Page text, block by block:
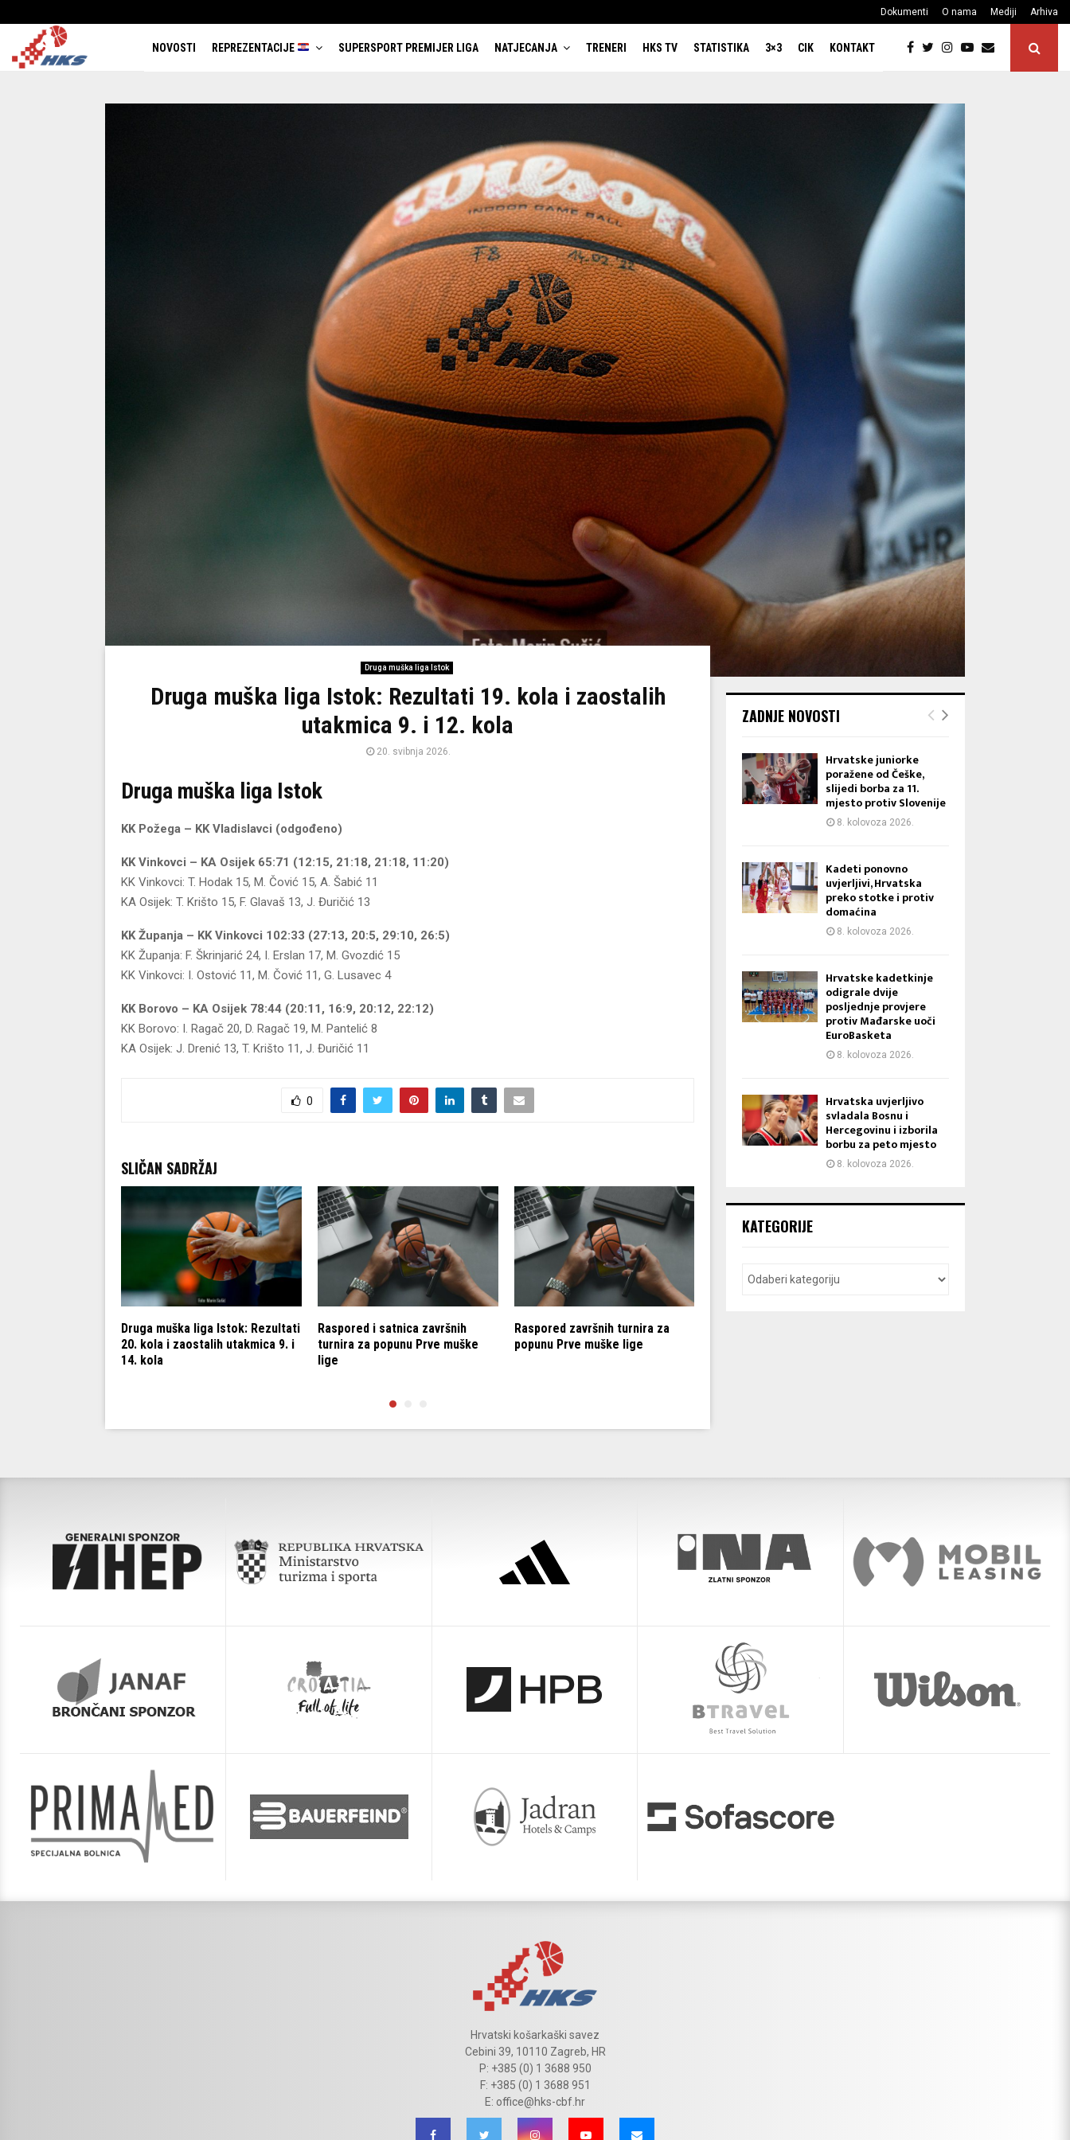
Dokumenti O nama Mediji Arhiva
NOVOSTI REPREZENTACIJE SUPERSPORT PREMIJER LIGA NATJECANJA TRENERI HKS TV STATISTIKA 3×3 CIK KONTAKT
Druga muška liga Istok
Druga muška liga Istok: Rezultati 19. kola i zaostalih
utakmica 9. i 12. kola
20. svibnja 2026.
Druga muška liga Istok
KK Požega – KK Vladislavci (odgođeno)
KK Vinkovci – KA Osijek 65:71 (12:15, 21:18, 21:18, 11:20)
KK Vinkovci: T. Hodak 15, M. Čović 15, A. Šabić 11
KA Osijek: T. Krišto 15, F. Glavaš 13, J. Đuričić 13
KK Županja – KK Vinkovci 102:33 (27:13, 20:5, 29:10, 26:5)
KK Županja: F. Škrinjarić 24, I. Erslan 17, M. Gvozdić 15
KK Vinkovci: I. Ostović 11, M. Čović 11, G. Lusavec 4
KK Borovo – KA Osijek 78:44 (20:11, 16:9, 20:12, 22:12)
KK Borovo: I. Ragač 20, D. Ragač 19, M. Pantelić 8
KA Osijek: J. Drenić 13, T. Krišto 11, J. Đuričić 11
0
SLIČAN SADRŽAJ
Druga muška liga Istok: Rezultati
20. kola i zaostalih utakmica 9. i
14. kola
Raspored i satnica završnih
turnira za popunu Prve muške
lige
Raspored završnih turnira za
popunu Prve muške lige
ZADNJE NOVOSTI
Hrvatske juniorke
poražene od Češke,
slijedi borba za 11.
mjesto protiv Slovenije
8. kolovoza 2026.
Kadeti ponovno
uvjerljivi, Hrvatska
preko stotke i protiv
domaćina
8. kolovoza 2026.
Hrvatske kadetkinje
odigrale dvije
posljednje provjere
protiv Mađarske uoči
EuroBasketa
8. kolovoza 2026.
Hrvatska uvjerljivo
svladala Bosnu i
Hercegovinu i izborila
borbu za peto mjesto
8. kolovoza 2026.
KATEGORIJE
Hrvatski košarkaški savez
Cebini 39, 10110 Zagreb, HR
P: +385 (0) 1 3688 950
F: +385 (0) 1 3688 951
E: office@hks-cbf.hr